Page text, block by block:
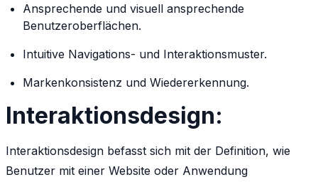
Ansprechende und visuell ansprechende
Benutzeroberflächen.
Intuitive Navigations- und Interaktionsmuster.
Markenkonsistenz und Wiedererkennung.
Interaktionsdesign:
Interaktionsdesign befasst sich mit der Definition, wie
Benutzer mit einer Website oder Anwendung